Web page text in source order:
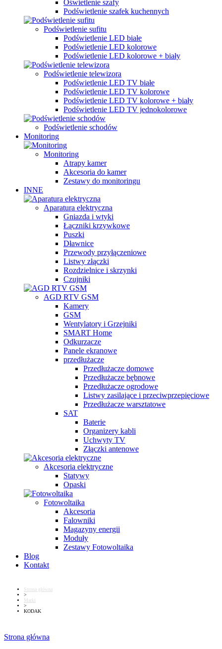
Oświetlenie szafy
Podświetlenie szafek kuchennych
Podświetlenie sufitu
Podświetlenie LED białe
Podświetlenie LED kolorowe
Podświetlenie LED kolorowe + biały
Podświetlenie telewizora
Podświetlenie LED TV białe
Podświetlenie LED TV kolorowe
Podświetlenie LED TV kolorowe + biały
Podświetlenie LED TV jednokolorowe
Podświetlenie schodów
Monitoring
Monitoring
Atrapy kamer
Akcesoria do kamer
Zestawy do monitoringu
INNE
Aparatura elektryczna
Gniazda i wtyki
Łączniki krzywkowe
Puszki
Dławnice
Przewody przyłączeniowe
Listwy złączki
Rozdzielnice i skrzynki
Czujniki
AGD RTV GSM
Kamery
GSM
Wentylatory i Grzejniki
SMART Home
Odkurzacze
Panele ekranowe
przedłużacze
Przedłużacze domowe
Przedłużacze bębnowe
Przedłużacze ogrodowe
Listwy zasilające i przeciwprzepięciowe
Przedłużacze warsztatowe
SAT
Baterie
Organizery kabli
Uchwyty TV
Złączki antenowe
Akcesoria elektryczne
Statywy
Opaski
Fotowoltaika
Akcesoria
Falowniki
Magazyny energii
Moduły
Zestawy Fotowoltaika
Blog
Kontakt
Strona główna
>
Marki
>
KODAK
Strona główna